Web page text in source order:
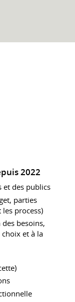
2022
des publics
parties
process)
besoins,
et à la